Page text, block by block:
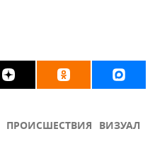
ПРОИСШЕСТВИЯ ВИЗУАЛ